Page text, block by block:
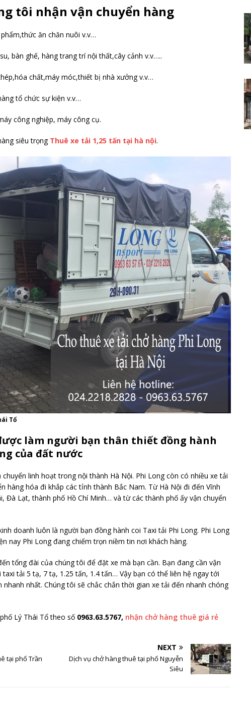
tôi nhận vận chuyển hàng
ăn chăn nuôi v.v…
bàn ghế, hàng trang trí nội thất,cây cảnh v.v…..
chất,máy móc,thiết bị nhà xưởng v.v…
tổ chức sự kiện v.v…
công nghiệp, máy công cụ.
siêu trọng Thuê xe tải 1,25 tấn tại hà nội.
Tổ
làm người bạn thân thiết đồng hành
của đất nước
linh hoạt trong nội thành Hà Nội. Phi Long còn có nhiều xe tải
hàng hóa đi khắp các tỉnh thành Bắc Nam. Từ Hà Nội đi đến Vĩnh
Đà Lạt, thành phố Hồ Chí Minh… và từ các thành phố ấy vận chuyển
doanh luôn là người bạn đồng hành coi Taxi tải Phi Long. Phi Long
nay Phi Long đang chiếm trọn niềm tin nơi khách hàng.
tổng đài của chúng tôi để đặt xe mà bạn cần. Bạn đang cần vận
tải 5 tạ, 7 tạ, 1.25 tấn, 1.4 tấn… Vậy bạn có thể liên hệ ngay tới
nhất. Chúng tôi sẽ chắc chắn thời gian xe tải đến nhanh chóng
Lý Thái Tổ theo số 0963.63.5767, nhận chở hàng thuê giá rẻ
tại phố Trần
NEXT
Dịch vụ chở hàng thuê tại phố Nguyễn
Siêu